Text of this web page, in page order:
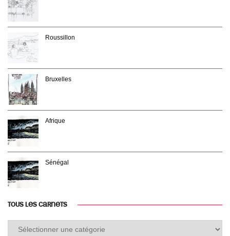
Roussillon
Bruxelles
Afrique
Sénégal
TOUS LES CARNETS